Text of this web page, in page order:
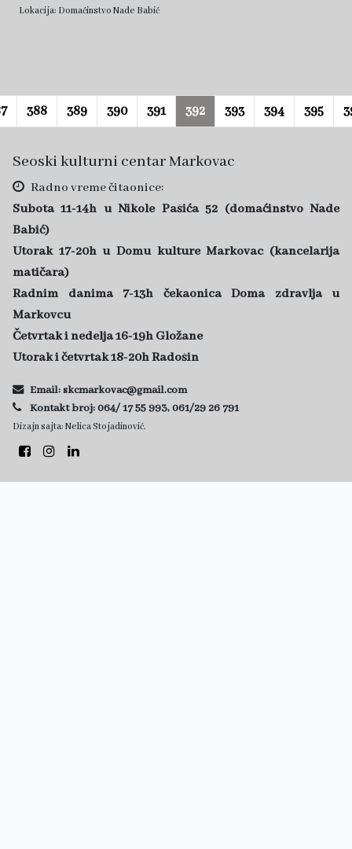
Lokacija: Domaćinstvo Nade Babić
388 389 390 391 392 393 394 395
Seoski kulturni centar Markovac
Radno vreme čitaonice:
Subota 11-14h u Nikole Pašića 52 (domaćinstvo Nade
Babić)
Utorak 17-20h u Domu kulture Markovac (kancelarija
matičara)
Radnim danima 7-13h čekaonica Doma zdravlja u
Markovcu
Četvrtak i nedelja 16-19h Gložane
Utorak i četvrtak 18-20h Radošin
Email: skcmarkovac@gmail.com
Kontakt broj:064/ 17 55 993, 061/29 26 791
Dizajn sajta: Nelica Stojadinović.